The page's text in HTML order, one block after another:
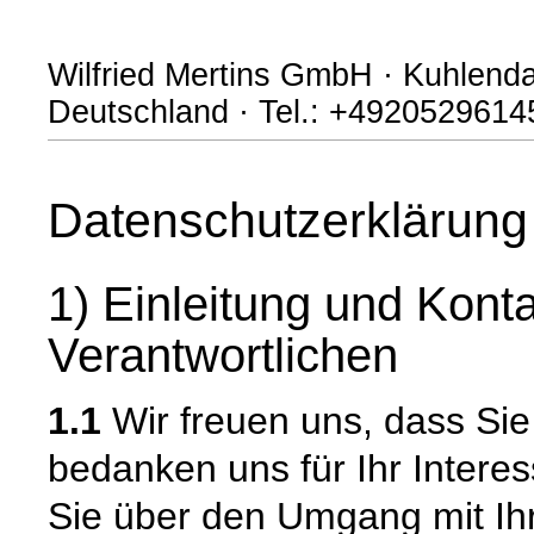
Wilfried Mertins GmbH ·
Deutschland · Tel.:
Datenschutzerklärung
1) Einleitung und
Verantwortlichen
1.1 Wir freuen uns, dass
bedanken uns für Ihr
Sie über den Umgang mit